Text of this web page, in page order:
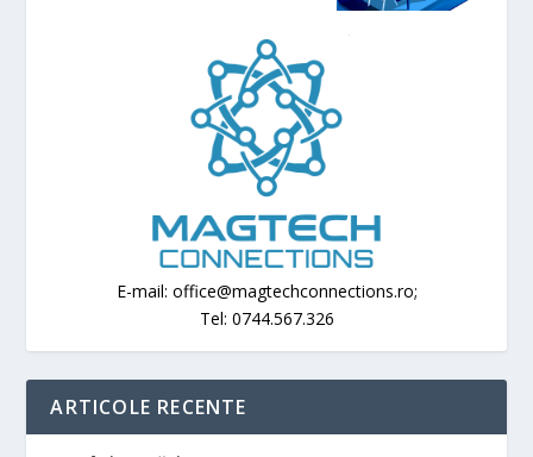
E-mail: office@magtechconnections.ro;
Tel: 0744.567.326
ARTICOLE RECENTE